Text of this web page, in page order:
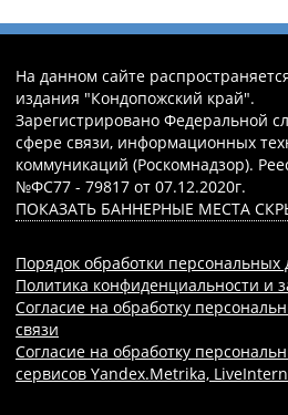
На данном сайте
издания "Кондопожский край".
Зарегистрировано Федеральной
сфере связи, информационных
коммуникаций (Роскомнадзор).
№ФС77 - 79817 от 07.12.2020г.
ПОКАЗАТЬ БАННЕРНЫЕ МЕСТА
Порядок обработки персональных
Политика конфиденциальности
Согласие на обработку
связи
Согласие на обработку
сервисов Yandex.Metrika,